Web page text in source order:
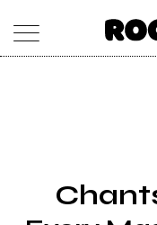
SHOP
RADIO